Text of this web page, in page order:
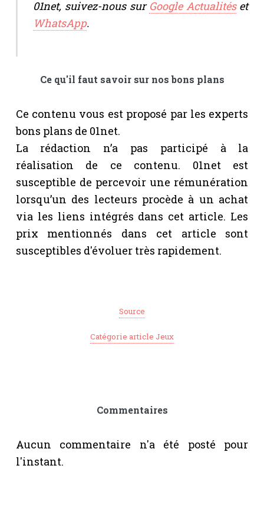
01net, suivez-nous sur Google Actualitéset
WhatsApp.
Ce qu'il faut savoir sur nos bons plans
Ce contenu vous est proposé par les experts
bons plans de 01net.
La rédaction n’a pas participé à la
réalisation de ce contenu. 01net est
susceptible de percevoir une rémunération
lorsqu’un des lecteurs procède à un achat
via les liens intégrés dans cet article. Les
prix mentionnés dans cet article sont
susceptibles d'évoluer très rapidement.
Source
Catégorie article Jeux
Commentaires
Aucun commentaire n'a été posté pour
l'instant.